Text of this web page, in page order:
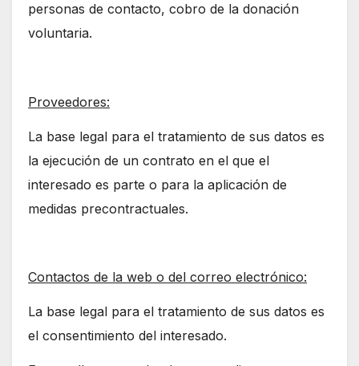
personas de contacto, cobro de la donación
voluntaria.
Proveedores:
La base legal para el tratamiento de sus datos es
la ejecución de un contrato en el que el
interesado es parte o para la aplicación de
medidas precontractuales.
Contactos de la web o del correo electrónico:
La base legal para el tratamiento de sus datos es
el consentimiento del interesado.